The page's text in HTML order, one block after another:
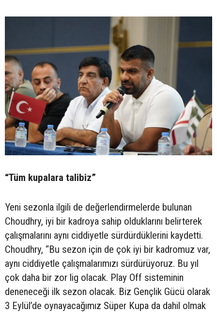
“Tüm kupalara talibiz”
Yeni sezonla ilgili de değerlendirmelerde bulunan
Choudhry, iyi bir kadroya sahip olduklarını belirterek
çalışmalarını aynı ciddiyetle sürdürdüklerini kaydetti.
Choudhry, “Bu sezon için de çok iyi bir kadromuz var,
aynı ciddiyetle çalışmalarımızı sürdürüyoruz. Bu yıl
çok daha bir zor lig olacak. Play Off sisteminin
deneneceği ilk sezon olacak. Biz Gençlik Gücü olarak
3 Eylül’de oynayacağımız Süper Kupa da dahil olmak